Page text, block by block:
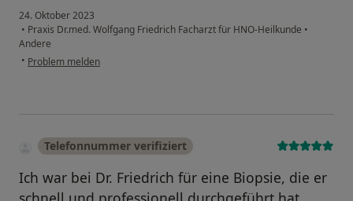
24. Oktober 2023
• Praxis Dr.med. Wolfgang Friedrich Facharzt für HNO-Heilkunde •
Andere
• Problem melden
Telefonnummer verifiziert
Ich war bei Dr. Friedrich für eine Biopsie, die er